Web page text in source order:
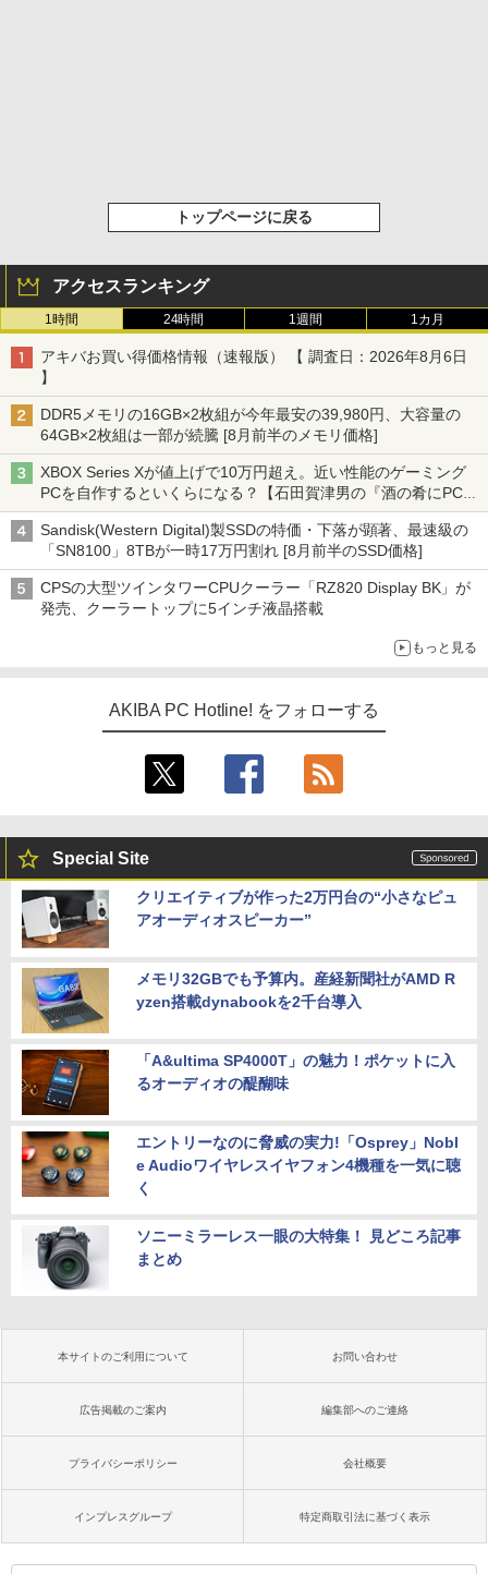
トップページに戻る
アクセスランキング
1時間 24時間 1週間 1カ月
アキバお買い得価格情報（速報版） 【 調査日：2026年8月6日
】
DDR5メモリの16GB×2枚組が今年最安の39,980円、大容量の
64GB×2枚組は一部が続騰 [8月前半のメモリ価格]
XBOX Series Xが値上げで10万円超え。近い性能のゲーミング
PCを自作するといくらになる？【石田賀津男の『酒の肴にPCゲ
ーム』】
Sandisk(Western Digital)製SSDの特価・下落が顕著、最速級の
「SN8100」8TBが一時17万円割れ [8月前半のSSD価格]
CPSの大型ツインタワーCPUクーラー「RZ820 Display BK」が
発売、クーラートップに5インチ液晶搭載
もっと見る
AKIBA PC Hotline! をフォローする
Special Site
クリエイティブが作った2万円台の“小さなピュ
アオーディオスピーカー”
メモリ32GBでも予算内。産経新聞社がAMD R
yzen搭載dynabookを2千台導入
「A&ultima SP4000T」の魅力！ポケットに入
るオーディオの醍醐味
エントリーなのに脅威の実力!「Osprey」Nobl
e Audioワイヤレスイヤフォン4機種を一気に聴
く
ソニーミラーレス一眼の大特集！ 見どころ記事
まとめ
本サイトのご利用について お問い合わせ
広告掲載のご案内 編集部へのご連絡
プライバシーポリシー 会社概要
インプレスグループ 特定商取引法に基づく表示